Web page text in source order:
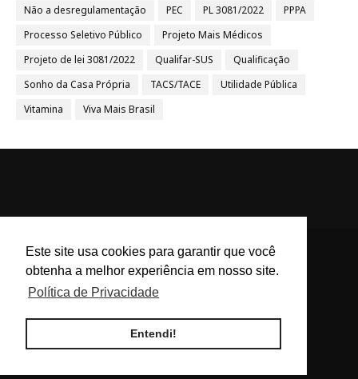
Este site usa cookies para garantir que você
obtenha a melhor experiência em nosso site.
Política de Privacidade
Entendi!
Não a desregulamentação
PEC PL 3081/2022
PPPA
Processo Seletivo Público
Projeto Mais Médicos
Projeto de lei 3081/2022
Qualifar-SUS
Qualificação
Sonho da Casa Própria
TACS/TACE
Utilidade Pública
Vitamina
Viva Mais Brasil
ACS e ACE Brasil - Agentes
Comunitários de Saúde e
Endemias BR